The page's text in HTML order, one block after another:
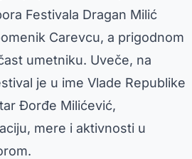
Festivala Dragan Milić
Carevcu, a prigodnom
umetniku. Uveče, na
je u ime Vlade Republike
Đorđe Milićević,
mere i aktivnosti u